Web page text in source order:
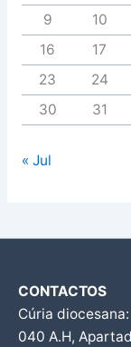
9
10
16
17
23
24
30
31
« Jul
CONTACTOS
Cúria
040 A.H,